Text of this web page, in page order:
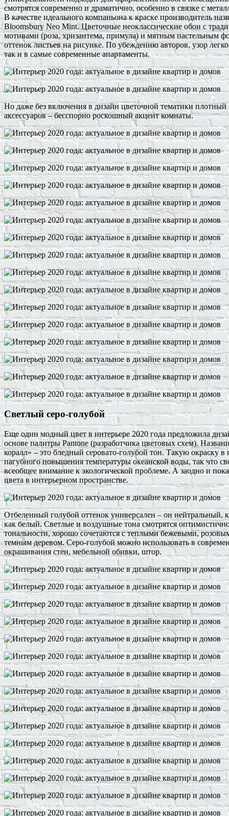
смотрятся современно и драматично, особенно в связке с
В качестве идеального компаньона к краске производитель
Bloomsbury Neo Mint. Цветочные неоклассические обои с
мотивами (роза, хризантема, примула) и мятным пастельным
оттенок листьев на рисунке. По убеждению авторов, узор
так и в самые современные апартаменты.
Но даже без включения в дизайн цветочной тематики
аксессуаров – бесспорно роскошный акцент комнаты.
Светлый серо-голубой
Еще один модный цвет в интерьере 2020 года предложила
основе палитры Pantone (разработчика цветовых схем).
коралл» – это бледный серовато-голубой тон. Такую окраску
пагубного повышения температуры океанской воды, так что
всеобщее внимание к экологической проблеме. А заодно и
цвета в интерьерном пространстве.
Отбеленный голубой оттенок универсален – он нейтральный,
как белый. Светлые и воздушные тона смотрятся
тональности, хорошо сочетаются с теплыми бежевыми,
темным деревом. Серо-голубой можно использовать в
окрашивания стен, мебельной обивки, штор.